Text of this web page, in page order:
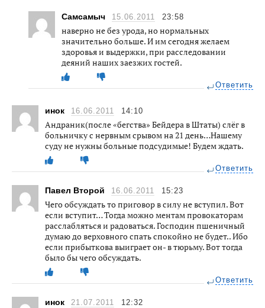
Самсамыч 15.06.2011 23:58
наверно не без урода, но нормальных
значительно больше. И им сегодня желаем
здоровья и выдержки, при расследовании
деяний наших заезжих гостей.
Ответить
инок 16.06.2011 14:10
Андраник(после «бегства» Бейдера в Штаты) слёг в
больничку с нервным срывом на 21 день…Нашему
суду не нужны больные подсудимые! Будем ждать.
Ответить
Павел Второй 16.06.2011 15:23
Чего обсуждать то приговор в силу не вступил. Вот
если вступит… Тогда можно ментам провокаторам
расслабляться и радоваться. Господин пшеничный
думаю до верховного спать спокойно не будет.. Ибо
если прибыткова выиграет он- в тюрьму. Вот тогда
было бы чего обсуждать.
Ответить
инок 21.07.2011 12:32